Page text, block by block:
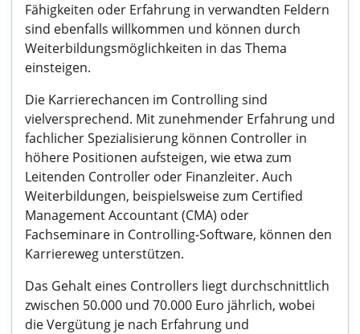
Fähigkeiten oder Erfahrung in verwandten Feldern
sind ebenfalls willkommen und können durch
Weiterbildungsmöglichkeiten in das Thema
einsteigen.
Die Karrierechancen im Controlling sind
vielversprechend. Mit zunehmender Erfahrung und
fachlicher Spezialisierung können Controller in
höhere Positionen aufsteigen, wie etwa zum
Leitenden Controller oder Finanzleiter. Auch
Weiterbildungen, beispielsweise zum Certified
Management Accountant (CMA) oder
Fachseminare in Controlling-Software, können den
Karriereweg unterstützen.
Das Gehalt eines Controllers liegt durchschnittlich
zwischen 50.000 und 70.000 Euro jährlich, wobei
die Vergütung je nach Erfahrung und